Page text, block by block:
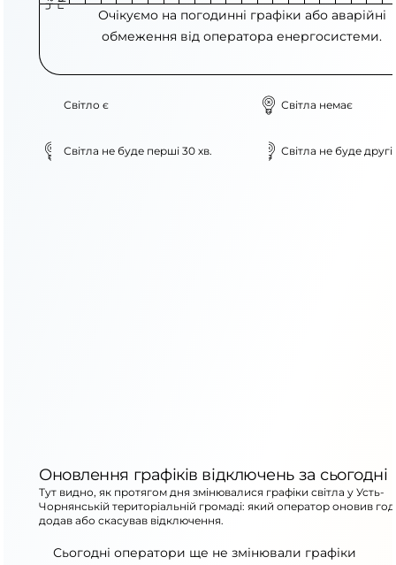
Очікуємо на погодинні графіки або аварійні
обмеження від оператора енергосистеми.
Світло є Світла немає
Світла не буде перші 30 хв. Світла не буде другі
Оновлення графіків відключень за сьогодні
Тут видно, як протягом дня змінювалися графіки світла у Усть-
Чорнянській територіальній громаді: який оператор оновив
додав або скасував відключення.
Сьогодні оператори ще не змінювали графіки